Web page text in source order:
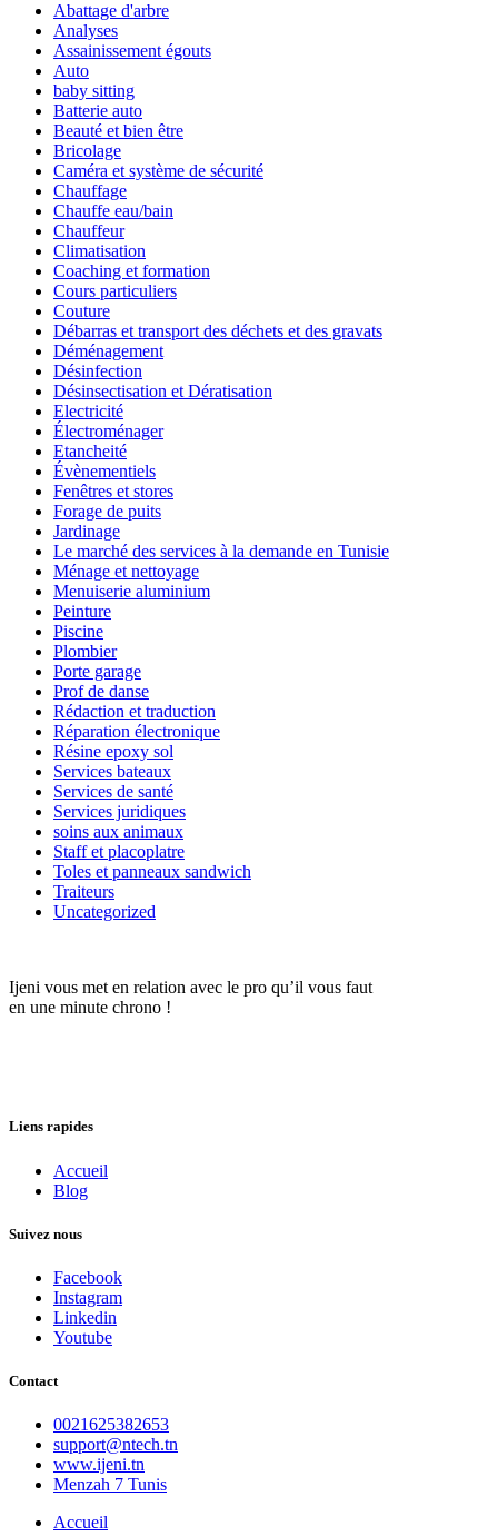
Abattage d'arbre
Analyses
Assainissement égouts
Auto
baby sitting
Batterie auto
Beauté et bien être
Bricolage
Caméra et système de sécurité
Chauffage
Chauffe eau/bain
Chauffeur
Climatisation
Coaching et formation
Cours particuliers
Couture
Débarras et transport des déchets et des gravats
Déménagement
Désinfection
Désinsectisation et Dératisation
Electricité
Électroménager
Etancheité
Évènementiels
Fenêtres et stores
Forage de puits
Jardinage
Le marché des services à la demande en Tunisie
Ménage et nettoyage
Menuiserie aluminium
Peinture
Piscine
Plombier
Porte garage
Prof de danse
Rédaction et traduction
Réparation électronique
Résine epoxy sol
Services bateaux
Services de santé
Services juridiques
soins aux animaux
Staff et placoplatre
Toles et panneaux sandwich
Traiteurs
Uncategorized
Ijeni vous met en relation avec le pro qu’il vous faut
en une minute chrono !
Liens rapides
Accueil
Blog
Suivez nous
Facebook
Instagram
Linkedin
Youtube
Contact
0021625382653
support@ntech.tn
www.ijeni.tn
Menzah 7 Tunis
Accueil